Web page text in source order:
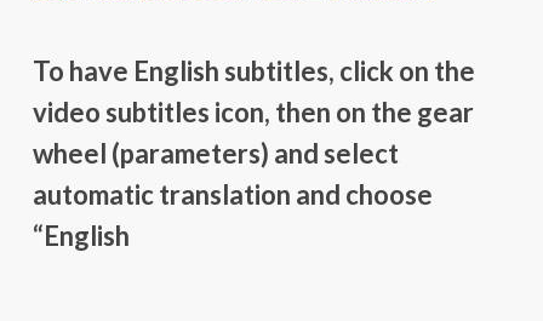
To have English subtitles, click on the
video subtitles icon, then on the gear
wheel (parameters) and select
automatic translation and choose
“English